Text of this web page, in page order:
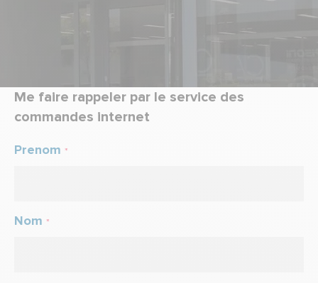
Me faire rappeler par le service des
commandes internet
*
Prenom
*
Nom